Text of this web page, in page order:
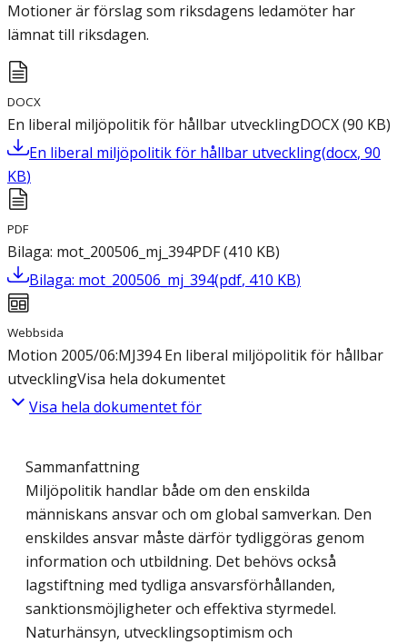
Motioner är förslag som riksdagens ledamöter har
lämnat till riksdagen.
DOCX
En liberal miljöpolitik för hållbar utvecklingDOCX(90 KB)
En liberal miljöpolitik för hållbar utveckling(docx, 90
KB)
PDF
Bilaga: mot_200506_mj_394PDF(410 KB)
Bilaga: mot_200506_mj_394(pdf, 410 KB)
Webbsida
Motion 2005/06:MJ394 En liberal miljöpolitik för hållbar
utvecklingVisa hela dokumentet
Visa hela dokumentet för
Sammanfattning
Miljöpolitik handlar både om den enskilda
människans ansvar och om global samverkan. Den
enskildes ansvar måste därför tydliggöras genom
information och utbildning. Det behövs också
lagstiftning med tydliga ansvarsförhållanden,
sanktionsmöjligheter och effektiva styrmedel.
Naturhänsyn, utvecklingsoptimism och